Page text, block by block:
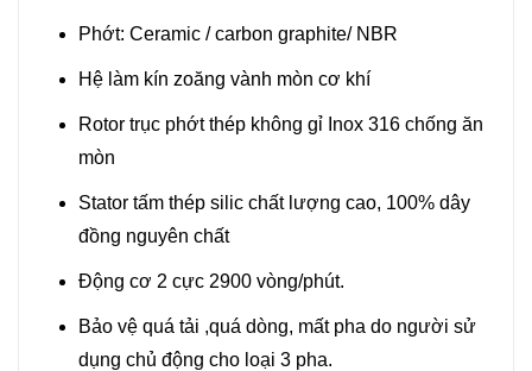
Phớt: Ceramic / carbon graphite/ NBR
Hệ làm kín zoăng vành mòn cơ khí
Rotor trục phớt thép không gỉ Inox 316 chống ăn
mòn
Stator tấm thép silic chất lượng cao, 100% dây
đồng nguyên chất
Động cơ 2 cực 2900 vòng/phút.
Bảo vệ quá tải ,quá dòng, mất pha do người sử
dụng chủ động cho loại 3 pha.